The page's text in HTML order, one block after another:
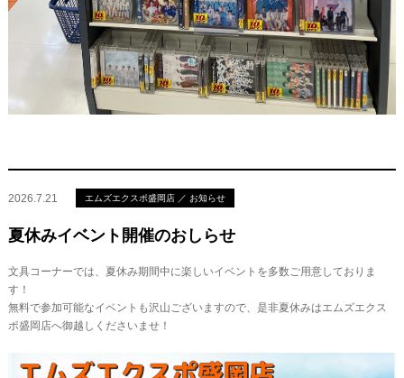
2026.7.21 エムズエクスポ盛岡店 ／ お知らせ
夏休みイベント開催のおしらせ
文具コーナーでは、夏休み期間中に楽しいイベントを多数ご用意しておりま
す！
無料で参加可能なイベントも沢山ございますので、是非夏休みはエムズエクス
ポ盛岡店へ御越しくださいませ！